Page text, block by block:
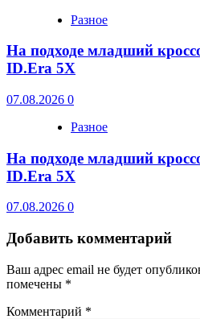
Разное
На подходе младший
ID.Era 5X
07.08.2026 0
Разное
На подходе младший
ID.Era 5X
07.08.2026 0
Добавить комментарий
Ваш адрес email не будет
помечены *
Комментарий *